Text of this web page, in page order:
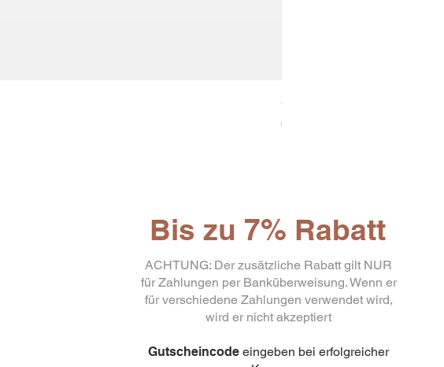
30x8 Caps. Alluminio
Preis
65,19 €
Bis zu 7% Rabatt
ACHTUNG: Der zusätzliche Rabatt gilt NUR
für Zahlungen per Banküberweisung. Wenn er
für verschiedene Zahlungen verwendet wird,
wird er nicht akzeptiert
Gutscheincode eingeben bei erfolgreicher